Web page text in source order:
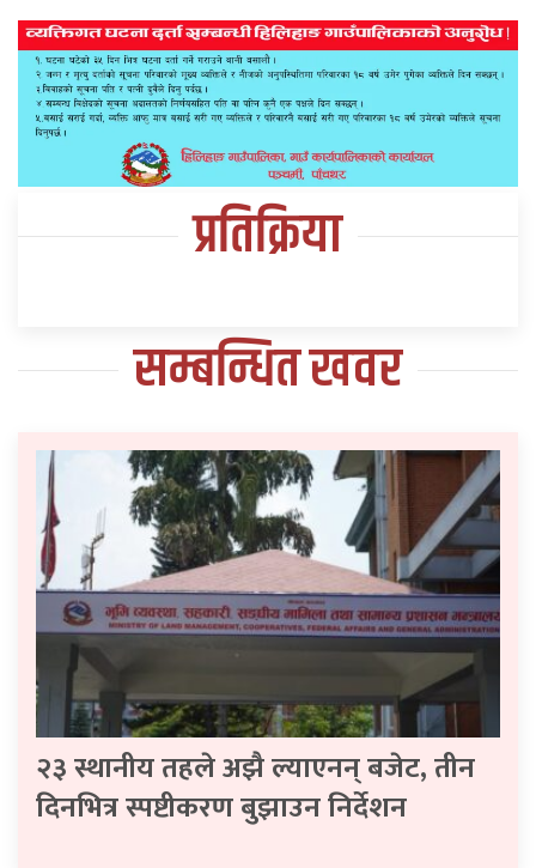
प्रतिक्रिया
सम्बन्धित खवर
२३ स्थानीय तहले अझै ल्याएनन् बजेट, तीन
दिनभित्र स्पष्टीकरण बुझाउन निर्देशन